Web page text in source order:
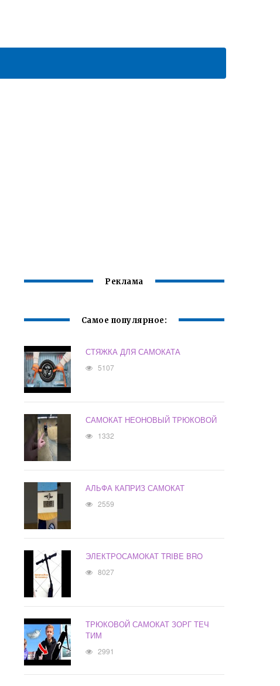
Реклама
Самое популярное:
СТЯЖКА ДЛЯ САМОКАТА
5107
САМОКАТ НЕОНОВЫЙ ТРЮКОВОЙ
1332
АЛЬФА КАПРИЗ САМОКАТ
2559
ЭЛЕКТРОСАМОКАТ TRIBE BRO
8027
ТРЮКОВОЙ САМОКАТ ЗОРГ ТЕЧ
ТИМ
2991